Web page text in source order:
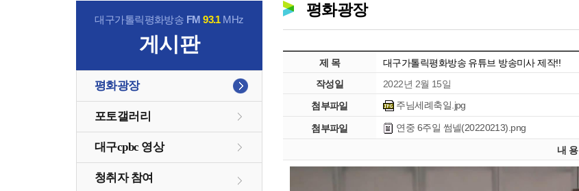
대구가톨릭평화방송 FM93.1MHz
게시판
평화광장
포토갤러리
대구cpbc 영상
청취자 참여
평화광장
제 목
대구가톨릭평화방송 유튜브 방송미사 제작!!
작성일
2022년 2월 15일
첨부파일
주님세례축일.jpg
첨부파일 연중 6주일 썸넬(20220213).png
내 용